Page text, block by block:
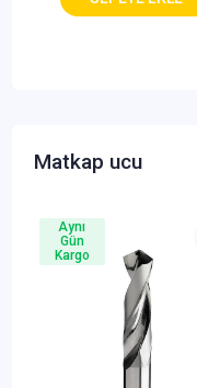
Matkap ucu
Aynı
Gün
Kargo